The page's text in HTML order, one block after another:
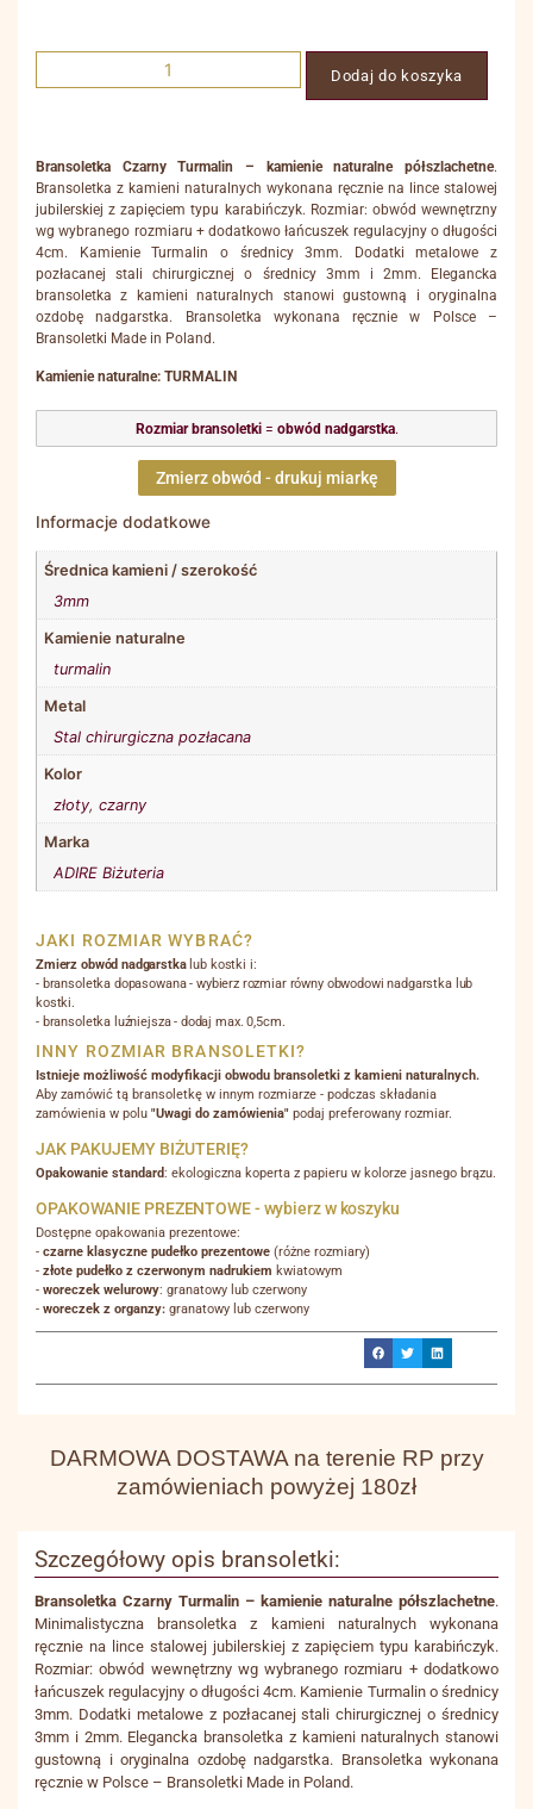
Dodaj do koszyka
Bransoletka Czarny Turmalin – kamienie naturalne półszlachetne.
Bransoletka z kamieni naturalnych wykonana ręcznie na lince stalowej
jubilerskiej z zapięciem typu karabińczyk. Rozmiar: obwód wewnętrzny
wg wybranego rozmiaru + dodatkowo łańcuszek regulacyjny o długości
4cm. Kamienie Turmalin o średnicy 3mm. Dodatki metalowe z
pozłacanej stali chirurgicznej o średnicy 3mm i 2mm. Elegancka
bransoletka z kamieni naturalnych stanowi gustowną i oryginalna
ozdobę nadgarstka. Bransoletka wykonana ręcznie w Polsce –
Bransoletki Made in Poland.
Kamienie naturalne: TURMALIN
Rozmiar bransoletki= obwód nadgarstka.
Zmierz obwód - drukuj miarkę
Informacje dodatkowe
Średnica kamieni / szerokość
3mm
Kamienie naturalne
turmalin
Metal
Stal chirurgiczna pozłacana
Kolor
złoty, czarny
Marka
ADIRE Biżuteria
JAKI ROZMIAR WYBRAĆ?
Zmierz obwód nadgarstkalub kostki i:
- bransoletka dopasowana - wybierz rozmiar równy obwodowi nadgarstka lub
kostki.
- bransoletka luźniejsza - dodaj max. 0,5cm.
INNY ROZMIAR BRANSOLETKI?
Istnieje możliwość modyfikacji obwodu bransoletki z kamieni naturalnych.
Aby zamówić tą bransoletkę w innym rozmiarze - podczas składania
zamówienia w polu "Uwagi do zamówienia" podaj preferowany rozmiar.
JAK PAKUJEMY BIŻUTERIĘ?
Opakowanie standard: ekologiczna koperta z papieru w kolorze jasnego brązu.
OPAKOWANIE PREZENTOWE - wybierz w koszyku
Dostępne opakowania prezentowe:
- czarne klasyczne pudełko prezentowe (różne rozmiary)
- złote pudełko z czerwonym nadrukiem kwiatowym
- woreczek welurowy: granatowy lub czerwony
- woreczek z organzy: granatowy lub czerwony
DARMOWA DOSTAWA na terenie RP przy
zamówieniach powyżej 180zł
Szczegółowy opis bransoletki:
Bransoletka Czarny Turmalin – kamienie naturalne półszlachetne.
Minimalistyczna bransoletka z kamieni naturalnych wykonana
ręcznie na lince stalowej jubilerskiej z zapięciem typu karabińczyk.
Rozmiar: obwód wewnętrzny wg wybranego rozmiaru + dodatkowo
łańcuszek regulacyjny o długości 4cm. Kamienie Turmalin o średnicy
3mm. Dodatki metalowe z pozłacanej stali chirurgicznej o średnicy
3mm i 2mm. Elegancka bransoletka z kamieni naturalnych stanowi
gustowną i oryginalna ozdobę nadgarstka. Bransoletka wykonana
ręcznie w Polsce – Bransoletki Made in Poland.